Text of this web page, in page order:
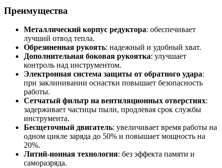
Преимущества
Металлический корпус редуктора: обеспечивает
лучший отвод тепла.
Обрезиненная рукоять: надежный и удобный хват.
Дополнительная боковая рукоятка: улучшает
контроль над инструментом.
Электронная система защиты от обратного удара:
при заклинивании оснастки повышает безопасность
работы.
Сетчатый фильтр на вентиляционных отверстиях:
задерживает частицы пыли, продлевая срок службы
инструмента.
Бесщеточный двигатель: увеличивает время работы на
одном цикле заряда до 50% и повышает мощность на
20%.
Литий-ионная технология: без эффекта памяти и
саморазряда.